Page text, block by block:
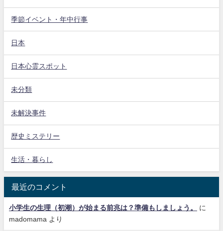
季節イベント・年中行事
日本
日本心霊スポット
未分類
未解決事件
歴史ミステリー
生活・暮らし
最近のコメント
小学生の生理（初潮）が始まる前兆は？準備もしましょう。
に
madomama より